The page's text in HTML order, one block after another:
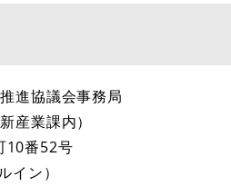
進協議会事務局
産業課内）
番52号
イン）